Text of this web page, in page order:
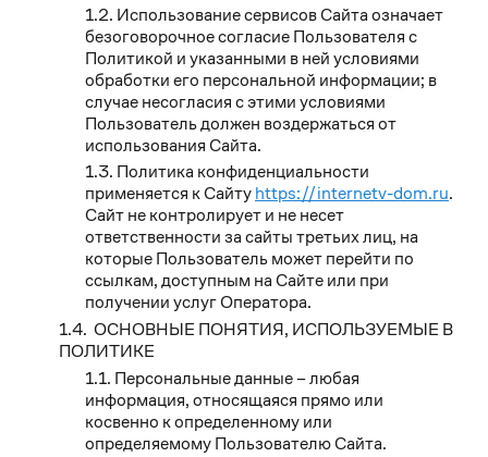
Использование сервисов Сайта означает
безоговорочное согласие Пользователя с
Политикой и указанными в ней условиями
обработки его персональной информации; в
случае несогласия с этими условиями
Пользователь должен воздержаться от
использования Сайта.
Политика конфиденциальности
применяется к Сайтуhttps://internetv-dom.ru.
Сайт не контролирует и не несет
ответственности за сайты третьих лиц, на
которые Пользователь может перейти по
ссылкам, доступным на Сайте или при
получении услуг Оператора.
ОСНОВНЫЕ ПОНЯТИЯ, ИСПОЛЬЗУЕМЫЕ В
ПОЛИТИКЕ
Персональные данные – любая
информация, относящаяся прямо или
косвенно к определенному или
определяемому Пользователю Сайта.